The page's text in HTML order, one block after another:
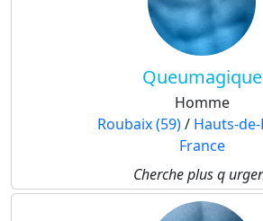
Queumagique
Homme
Roubaix (59)/ Hauts-
France
Cherche plus q